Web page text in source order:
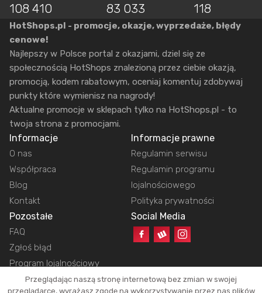
108 410 83 033 118
HotShops.pl - promocje, okazje, wyprzedaże, błędy
cenowe!
Najlepszy w Polsce portal z okazjami, dziel się ze
społecznością HotShops znalezioną przez ciebie okazją,
promocją, kodem rabatowym, oceniaj komentuj zdobywaj
punkty które wymienisz na nagrody!
Aktualne promocje w sklepach tylko na HotShops.pl - to
twoja strona z promocjami.
Informacje
O nas
Współpraca
Blog
Kontakt
Informacje prawne
Regulamin serwisu
Regulamin programu
lojalnościowego
Polityka prywatności
Pozostałe
FAQ
Zgłoś błąd
Program lojalnościowy
Social Media
Przeglądając naszą stronę internetową bez zmian w swojej
przeglądarce, wyrażasz zgodę na wykorzystywanie przez nas plików